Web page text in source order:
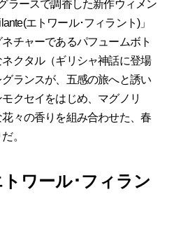
ラースで調香した新作ウィメン
エトワール･フィラント)」
チャーであるパフュームボト
クタル（ギリシャ神話に登場
ランスが、五感の旅へと誘い
クセイをはじめ、マグノリ
々の香りを組み合わせた、春
。
ワール･フィラン